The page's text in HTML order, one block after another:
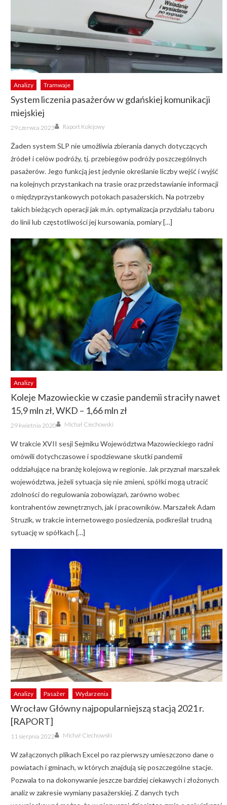
Analizy Tramwaje
System liczenia pasażerów w gdańskiej komunikacji
miejskiej
Posted
on
29 czerwca 2023 Author
Raport Kolejowy
Żaden system SLP nie umożliwia zbierania danych dotyczących
źródeł i celów podróży, tj. przebiegów podróży poszczególnych
pasażerów. Jego funkcją jest jedynie określanie liczby wejść i wyjść
na kolejnych przystankach na trasie oraz przedstawianie informacji
o międzyprzystankowych potokach pasażerskich. Na potrzeby
takich bieżących operacji jak m.in. optymalizacja przydziału taboru
do linii lub częstotliwości jej kursowania, pomiary […]
Analizy
Koleje Mazowieckie w czasie pandemii straciły nawet
15,9 mln zł, WKD – 1,66 mln zł
Posted
on
29 kwietnia 2020 Author
Michał Ciechowski
W trakcie XVII sesji Sejmiku Województwa Mazowieckiego radni
omówili dotychczasowe i spodziewane skutki pandemii
oddziałujące na branżę kolejową w regionie. Jak przyznał marszałek
województwa, jeżeli sytuacja się nie zmieni, spółki mogą utracić
zdolności do regulowania zobowiązań, zarówno wobec
kontrahentów zewnętrznych, jak i pracowników. Marszałek Adam
Struzik, w trakcie internetowego posiedzenia, podkreślał trudną
sytuację w spółkach […]
Analizy Pasażer Wydarzenia
Wrocław Główny najpopularniejszą stacją 2021 r.
[RAPORT]
Posted
on
11 sierpnia 2022 Author
Michał Ciechowski
W załączonych plikach Excel po raz pierwszy umieszczono dane o
powiatach i gminach, w których znajdują się poszczególne stacje.
Pozwala to na dokonywanie jeszcze bardziej ciekawych i złożonych
analiz w zakresie wymiany pasażerskiej. Z danych tych